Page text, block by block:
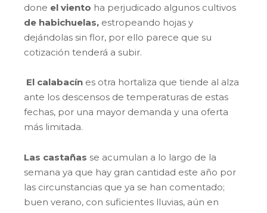
done el viento ha perjudicado algunos cultivos
de habichuelas, estropeando hojas y
dejándolas sin flor, por ello parece que su
cotización tenderá a subir.
El calabacín es otra hortaliza que tiende al alza
ante los descensos de temperaturas de estas
fechas, por una mayor demanda y una oferta
más limitada.
Las castañas se acumulan a lo largo de la
semana ya que hay gran cantidad este año por
las circunstancias que ya se han comentado;
buen verano, con suficientes lluvias, aún en